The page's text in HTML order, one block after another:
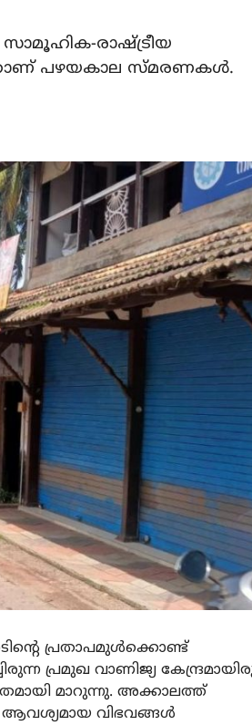
രാഷ്ട്രീയ
പഴയകാല സ്മരണകള്‍.
പ്രതാപമുള്‍ക്കൊണ്ട്
പ്രമുഖ വാണിജ്യ
മാറുന്നു. അക്കാലത്ത്
ആവശ്യമായ വിഭവങ്ങള്‍